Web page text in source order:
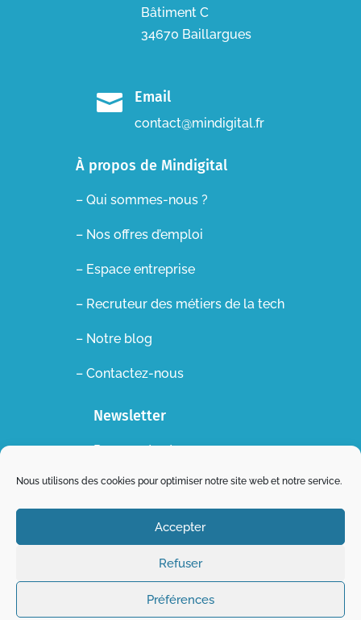
Nous utilisons des cookies pour optimiser notre site web et notre service.
Accepter
Refuser
Préférences
Bâtiment C
34670 Baillargues
 Email
contact@mindigital.fr
À propos de Mindigital
– Qui sommes-nous ?
– Nos offres d’emploi
– Espace entreprise
– Recruteur des métiers de la tech
– Notre blog
– Contactez-nous
Newsletter
Recevez toutes nos
S'abonner